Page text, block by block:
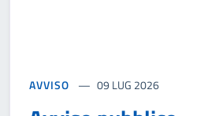
AVVISO 09 LUG 2026